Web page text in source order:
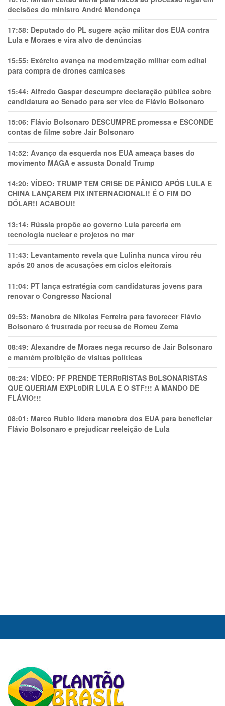
decisões do ministro André Mendonça
17:58: Deputado do PL sugere ação militar dos EUA contra
Lula e Moraes e vira alvo de denúncias
15:55: Exército avança na modernização militar com edital
para compra de drones camicases
15:44: Alfredo Gaspar descumpre declaração pública sobre
candidatura ao Senado para ser vice de Flávio Bolsonaro
15:06: Flávio Bolsonaro DESCUMPRE promessa e ESCONDE
contas de filme sobre Jair Bolsonaro
14:52: Avanço da esquerda nos EUA ameaça bases do
movimento MAGA e assusta Donald Trump
14:20: VÍDEO: TRUMP TEM CRlSE DE PÂNlCO APÓS LULA E
CHINA LANÇAREM PIX INTERNACIONAL!! É O FIM DO
DÓLAR!! ACABOU!!
13:14: Rússia propõe ao governo Lula parceria em
tecnologia nuclear e projetos no mar
11:43: Levantamento revela que Lulinha nunca virou réu
após 20 anos de acusações em ciclos eleitorais
11:04: PT lança estratégia com candidaturas jovens para
renovar o Congresso Nacional
09:53: Manobra de Nikolas Ferreira para favorecer Flávio
Bolsonaro é frustrada por recusa de Romeu Zema
08:49: Alexandre de Moraes nega recurso de Jair Bolsonaro
e mantém proibição de visitas políticas
08:24: VÍDEO: PF PRENDE TERR0RlSTAS B0LSONARlSTAS
QUE QUERIAM EXPL0DlR LULA E O STF!!! A MANDO DE
FLÁVIO!!!
08:01: Marco Rubio lidera manobra dos EUA para beneficiar
Flávio Bolsonaro e prejudicar reeleição de Lula